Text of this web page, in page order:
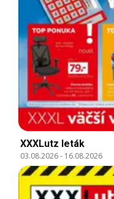
XXXLutz leták
03.08.2026- 16.08.2026